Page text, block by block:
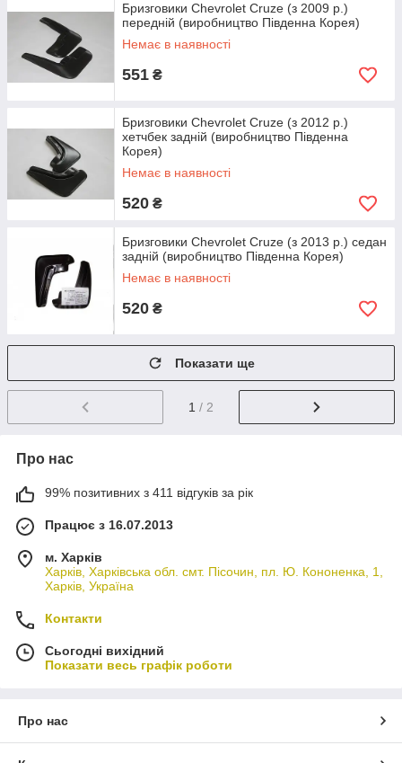
Бризговики Chevrolet Cruze (з 2009 р.)
передній (виробництво Південна Корея)
Немає в наявності
551 ₴
Бризговики Chevrolet Cruze (з 2012 р.)
хетчбек задній (виробництво Південна
Корея)
Немає в наявності
520 ₴
Бризговики Chevrolet Cruze (з 2013 р.) седан
задній (виробництво Південна Корея)
Немає в наявності
520 ₴
Показати ще
1 / 2
Про нас
99% позитивних з 411 відгуків за рік
Працює з 16.07.2013
м. Харків
Харків, Харківська обл. смт. Пісочин, пл. Ю. Кононенка, 1,
Харків, Україна
Контакти
Сьогодні вихідний
Показати весь графік роботи
Про нас